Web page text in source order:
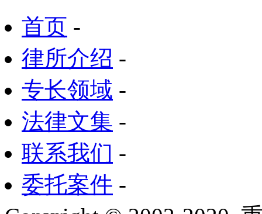
首页 -
律所介绍 -
专长领域 -
法律文集 -
联系我们 -
委托案件 -